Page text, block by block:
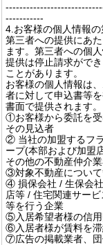
-----------
4.お客様の個人情報
第三者への提供にあ
ます。第三者への個
提供は停止請求がで
ことがあります。
お客様の個人情報は
者に対して申込書等
書面で提供されます。
①お客様から委託を受
その見込者
② 当社の加盟するフ
ープ(本部および加盟
その他の不動産仲介
③対象不動産につい
④ 損保会社 / 生保会
店等 / 住宅関連サービ
等を行う企業
⑤入居希望者様の信
⑥入居者様が賃料を
⑦広告の掲載業者、